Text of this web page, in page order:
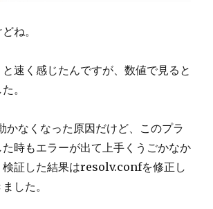
ね。
速く感じたんですが、数値で見ると
。
なくなった原因だけど、このプラ
時もエラーが出て上手くうごかなか
検証した結果はresolv.confを修正し
した。